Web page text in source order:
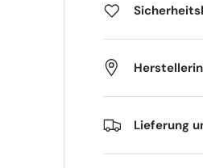
Lieferung